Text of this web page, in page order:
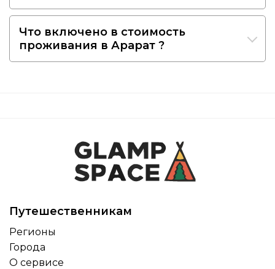
Что включено в стоимость
проживания в Арарат ?
Путешественникам
Регионы
Города
О сервисе